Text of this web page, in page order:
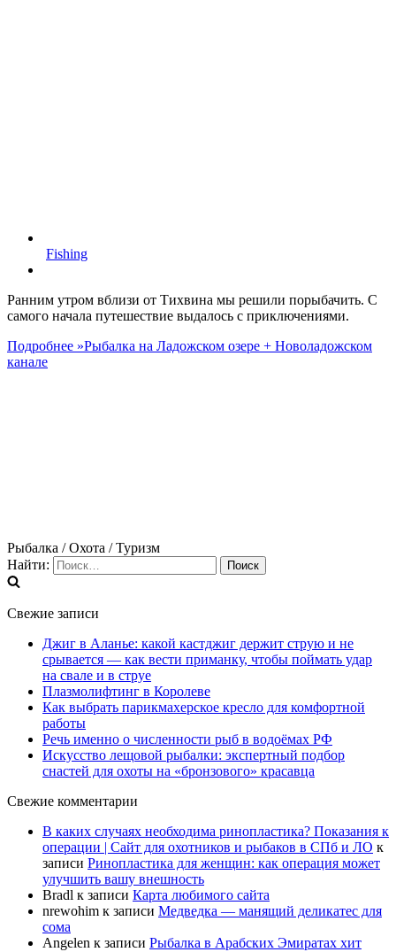
Fishing
Ранним утром вблизи от Тихвина мы решили порыбачить. С
самого начала путешествие выдалось с приключениями.
Подробнее »Рыбалка на Ладожском озере + Новоладожском
канале
Рыбалка / Охота / Туризм
Найти:
Свежие записи
Джиг в Аланье: какой кастджиг держит струю и не
срывается — как вести приманку, чтобы поймать удар
на свале и в струе
Плазмолифтинг в Королеве
Как выбрать парикмахерское кресло для комфортной
работы
Речь именно о численности рыб в водоёмах РФ
Искусство лещовой рыбалки: экспертный подбор
снастей для охоты на «бронзового» красавца
Свежие комментарии
В каких случаях необходима ринопластика? Показания к
операции | Сайт для охотников и рыбаков в СПб и ЛО к
записи Ринопластика для женщин: как операция может
улучшить вашу внешность
Bradl к записи Карта любимого сайта
nrewohim к записи Медведка — манящий деликатес для
сома
Angelen к записи Рыбалка в Арабских Эмиратах хит